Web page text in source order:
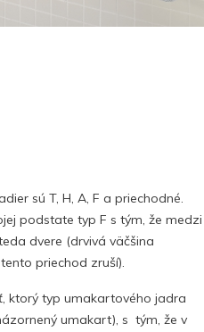
sú T, H, A, F a priechodné.
podstate typ F s tým, že medzi
dvere (drvivá väčšina
priechod zruší).
ktorý typ umakartového jadra
umakart), s tým, že v